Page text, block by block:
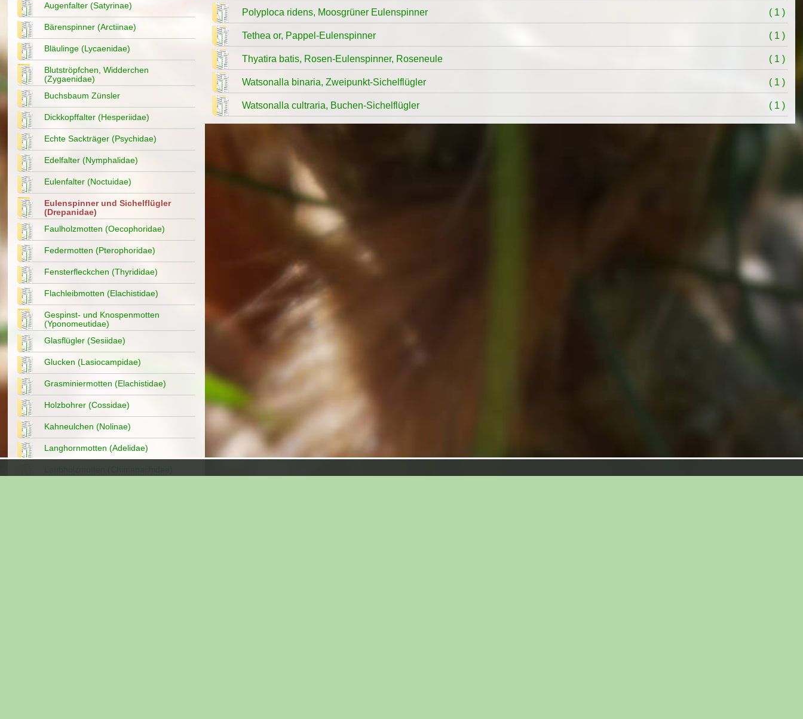
Polyploca ridens, Moosgrüner Eulenspinner ( 1 )
Tethea or, Pappel-Eulenspinner ( 1 )
Thyatira batis, Rosen-Eulenspinner, Roseneule ( 1 )
Watsonalla binaria, Zweipunkt-Sichelflügler ( 1 )
Watsonalla cultraria, Buchen-Sichelflügler ( 1 )
Augenfalter (Satyrinae)
Bärenspinner (Arctiinae)
Bläulinge (Lycaenidae)
Blutströpfchen, Widderchen
(Zygaenidae)
Buchsbaum Zünsler
Dickkopffalter (Hesperiidae)
Echte Sackträger (Psychidae)
Edelfalter (Nymphalidae)
Eulenfalter (Noctuidae)
Eulenspinner und Sichelflügler
(Drepanidae)
Faulholzmotten (Oecophoridae)
Federmotten (Pterophoridae)
Fensterfleckchen (Thyrididae)
Flachleibmotten (Elachistidae)
Gespinst- und Knospenmotten
(Yponomeutidae)
Glasflügler (Sesiidae)
Glucken (Lasiocampidae)
Grasminiermotten (Elachistidae)
Holzbohrer (Cossidae)
Kahneulchen (Nolinae)
Langhornmotten (Adelidae)